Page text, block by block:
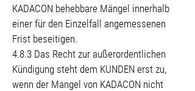
KADACON behebbare Mängel innerhalb
einer für den Einzelfall angemessenen
Frist beseitigen.
4.8.3 Das Recht zur außerordentlichen
Kündigung steht dem KUNDEN erst zu,
wenn der Mangel von KADACON nicht